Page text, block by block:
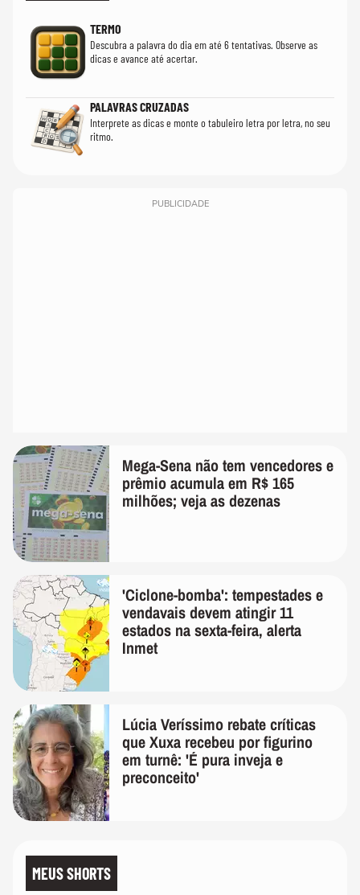
TERMO
Descubra a palavra do dia em até 6 tentativas. Observe as
dicas e avance até acertar.
PALAVRAS CRUZADAS
Interprete as dicas e monte o tabuleiro letra por letra, no seu
ritmo.
PUBLICIDADE
Mega-Sena não tem vencedores e
prêmio acumula em R$ 165
milhões; veja as dezenas
'Ciclone-bomba': tempestades e
vendavais devem atingir 11
estados na sexta-feira, alerta
Inmet
Lúcia Veríssimo rebate críticas
que Xuxa recebeu por figurino
em turnê: 'É pura inveja e
preconceito'
MEUS SHORTS